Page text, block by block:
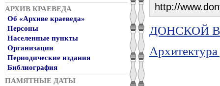
АРХИВ КРАЕВЕДА
Об «Архиве краеведа»
Персоны
Населенные пункты
Организации
Периодические издания
Библиография
ПАМЯТНЫЕ ДАТЫ
http://
ДОНСКОЙ